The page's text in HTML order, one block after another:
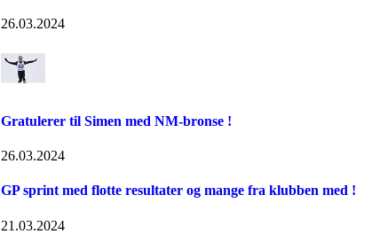
26.03.2024
Gratulerer til Simen med NM-bronse !
26.03.2024
GP sprint med flotte resultater og mange fra klubben med !
21.03.2024